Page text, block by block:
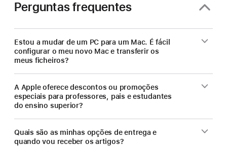
Mac.
Perguntas frequentes
Estou a mudar de um PC para um Mac. É fácil
configurar o meu novo Mac e transferir os
meus ficheiros?
A Apple oferece descontos ou promoções
especiais para professores, pais e estudantes
do ensino superior?
Quais são as minhas opções de entrega e
quando vou receber os artigos?